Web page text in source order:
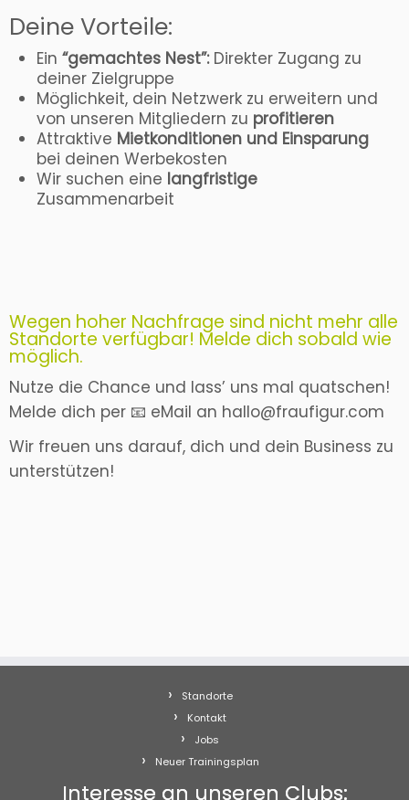
Deine Vorteile:
Ein “gemachtes Nest”:Direkter Zugang zu
deiner Zielgruppe
Möglichkeit, dein Netzwerk zu erweitern und
von unseren Mitgliedern zu profitieren
Attraktive Mietkonditionen und Einsparung
bei deinen Werbekosten
Wir suchen eine langfristige
Zusammenarbeit
Wegen hoher Nachfrage sind nicht mehr alle
Standorte verfügbar! Melde dich sobald wie
möglich.
Nutze die Chance und lass’ uns mal quatschen!
Melde dich per 📧 eMail an hallo@fraufigur.com
Wir freuen uns darauf, dich und dein Business zu
unterstützen!
Standorte
Kontakt
Jobs
Neuer Trainingsplan
Interesse an unseren Clubs: